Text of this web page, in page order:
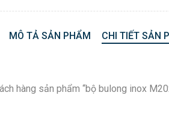
MÔ TẢ SẢN PHẨM CHI TIẾT SẢN
hàng sản phẩm “bộ bulong inox